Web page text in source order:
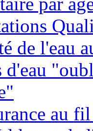
de l'eau
d'eau
au